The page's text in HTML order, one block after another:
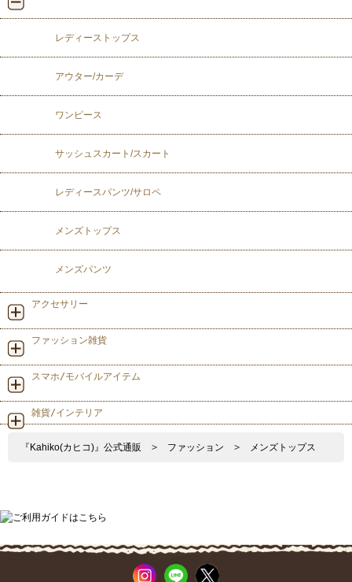
レディーストップス
アウター/カーデ
ワンピース
サッシュスカート/スカート
レディースパンツ/サロペ
メンズトップス
メンズパンツ
アクセサリー
ファッション雑貨
スマホ/モバイルアイテム
雑貨/インテリア
『Kahiko(カヒコ)』公式通販 > ファッション > メンズトップス